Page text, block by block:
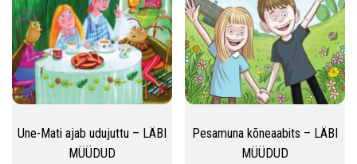
Une-Mati ajab udujuttu – LÄBI
MÜÜDUD
Pesamuna kõneaabits – LÄBI
MÜÜDUD